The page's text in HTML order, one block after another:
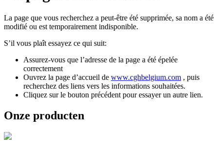
La page que vous recherchez a peut-être été supprimée, sa nom a été
modifié ou est temporairement indisponible.
S’il vous plaît essayez ce qui suit:
Assurez-vous que l’adresse de la page a été épelée
correctement
Ouvrez la page d’accueil de www.cghbelgium.com , puis
recherchez des liens vers les informations souhaitées.
Cliquez sur le bouton précédent pour essayer un autre lien.
Onze producten